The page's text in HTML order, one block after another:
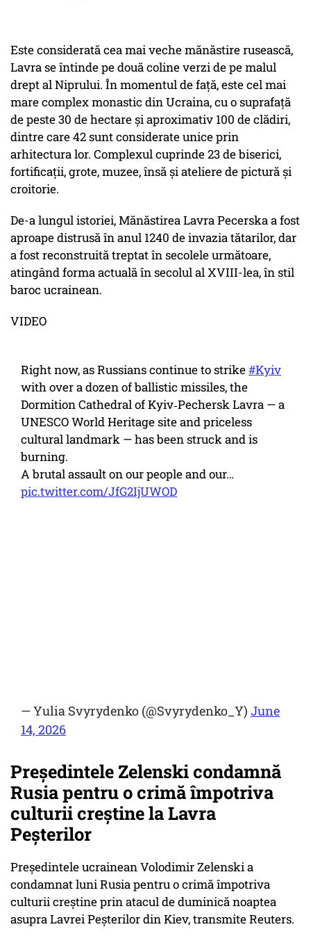
Este considerată cea mai veche mănăstire rusească,
Lavra se întinde pe două coline verzi de pe malul
drept al Niprului. În momentul de față, este cel mai
mare complex monastic din Ucraina, cu o suprafață
de peste 30 de hectare și aproximativ 100 de clădiri,
dintre care 42 sunt considerate unice prin
arhitectura lor. Complexul cuprinde 23 de biserici,
fortificații, grote, muzee, însă și ateliere de pictură și
croitorie.
De-a lungul istoriei, Mănăstirea Lavra Pecerska a fost
aproape distrusă în anul 1240 de invazia tătarilor, dar
a fost reconstruită treptat în secolele următoare,
atingând forma actuală în secolul al XVIII-lea, în stil
baroc ucrainean.
VIDEO
Right now, as Russians continue to strike#Kyiv
with over a dozen of ballistic missiles, the
Dormition Cathedral of Kyiv‑Pechersk Lavra — a
UNESCO World Heritage site and priceless
cultural landmark — has been struck and is
burning.
A brutal assault on our people and our…
pic.twitter.com/JfG2IjUWOD
— Yulia Svyrydenko (@Svyrydenko_Y) June
14, 2026
Preşedintele Zelenski condamnă
Rusia pentru o crimă împotriva
culturii creştine la Lavra
Peşterilor
Preşedintele ucrainean Volodimir Zelenski a
condamnat luni Rusia pentru o crimă împotriva
culturii creştine prin atacul de duminică noaptea
asupra Lavrei Peşterilor din Kiev, transmite Reuters.